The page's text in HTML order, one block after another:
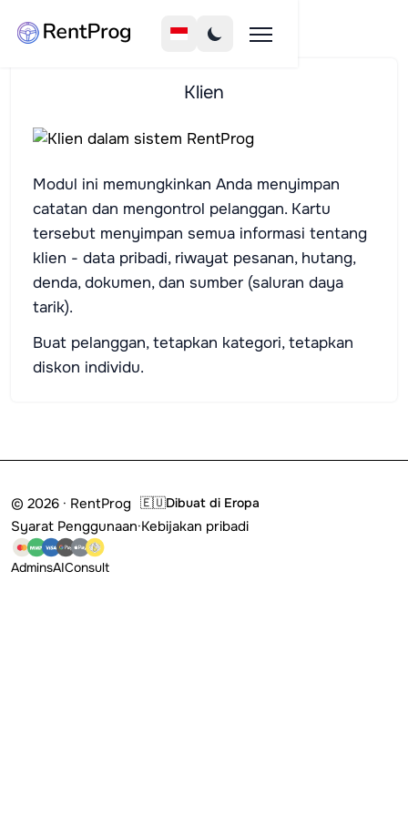
Klien
Modul ini memungkinkan Anda menyimpan
catatan dan mengontrol pelanggan. Kartu
tersebut menyimpan semua informasi tentang
klien - data pribadi, riwayat pesanan, hutang,
denda, dokumen, dan sumber (saluran daya
tarik).
Buat pelanggan, tetapkan kategori, tetapkan
diskon individu.
© 2026 · RentProg 🇪🇺Dibuat di Eropa
Syarat Penggunaan·Kebijakan pribadi
AdminsAIConsult